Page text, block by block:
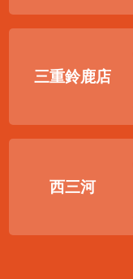
三重鈴鹿店
西三河